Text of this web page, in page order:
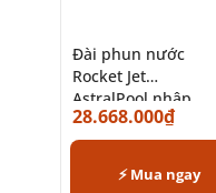
Đài phun nước
Rocket Jet
AstralPool nhập
khẩu Tây Ban Nha
chính hãng
28.668.000₫
⚡ Mua ngay